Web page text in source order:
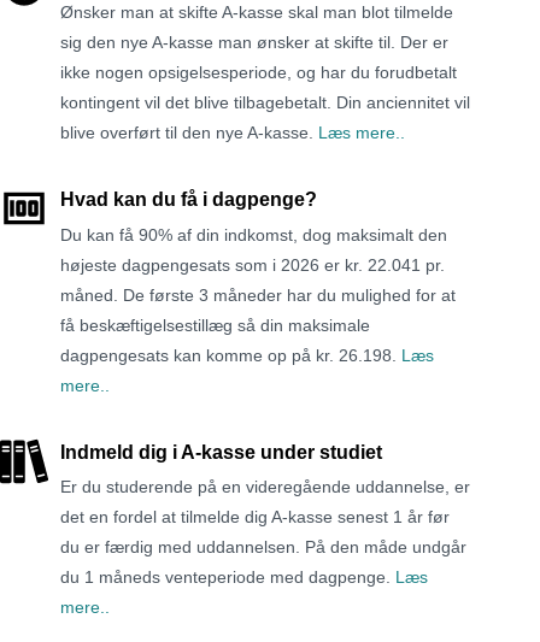
Ønsker man at skifte A-kasse skal man blot tilmelde
sig den nye A-kasse man ønsker at skifte til. Der er
ikke nogen opsigelsesperiode, og har du forudbetalt
kontingent vil det blive tilbagebetalt. Din anciennitet vil
blive overført til den nye A-kasse. Læs mere..
Hvad kan du få i dagpenge?
Du kan få 90% af din indkomst, dog maksimalt den
højeste dagpengesats som i 2026 er kr. 22.041 pr.
måned. De første 3 måneder har du mulighed for at
få beskæftigelsestillæg så din maksimale
dagpengesats kan komme op på kr. 26.198. Læs
mere..
Indmeld dig i A-kasse under studiet
Er du studerende på en videregående uddannelse, er
det en fordel at tilmelde dig A-kasse senest 1 år før
du er færdig med uddannelsen. På den måde undgår
du 1 måneds venteperiode med dagpenge. Læs
mere..